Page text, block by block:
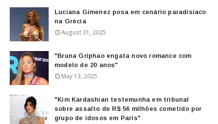
Luciana Gimenez posa em cenário paradisíaco
na Grécia
August 31, 2025
"Bruna Griphao engata novo romance com
modelo de 20 anos"
May 13, 2025
"Kim Kardashian testemunha em tribunal
sobre assalto de R$ 56 milhões cometido por
grupo de idosos em Paris"